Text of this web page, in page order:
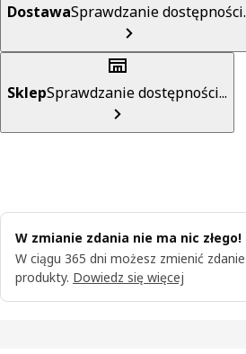
DostawaSprawdzanie
SklepSprawdzanie dostępności...
W zmianie zdania nie ma nic złego!
W ciągu 365 dni możesz zmienić
produkty. Dowiedz się więcej